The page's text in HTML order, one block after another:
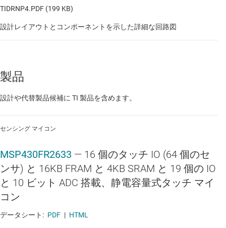
プレミアム超音波
ポータブル現場用計測器
卓上デジタル・マルチメータ（DMM）
外科医コンソール
点滴用ポンプ
TIDRNP4.PDF (199 KB)
設計レイアウトとコンポーネントを示した詳細な回路図
製品
設計や代替製品候補に TI 製品を含めます。
センシング マイコン
MSP430FR2633 — 16 個のタッチ IO (64 個のセ
ンサ) と 16KB FRAM と 4KB SRAM と 19 個の IO
と 10 ビット ADC 搭載、静電容量式タッチ マイ
コン
データシート: PDF | HTML